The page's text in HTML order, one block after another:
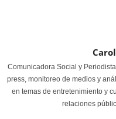
Comunicadora Social y
press, monitoreo de medios y
en temas de entretenimiento y
relaciones